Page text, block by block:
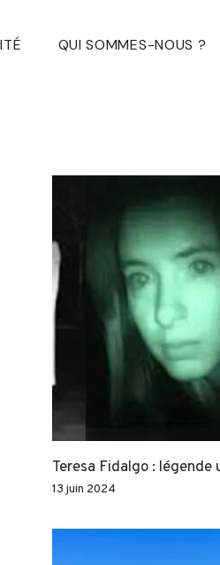
QUI SOMMES-NOUS ?
Teresa Fidalgo : légende
13 juin 2024